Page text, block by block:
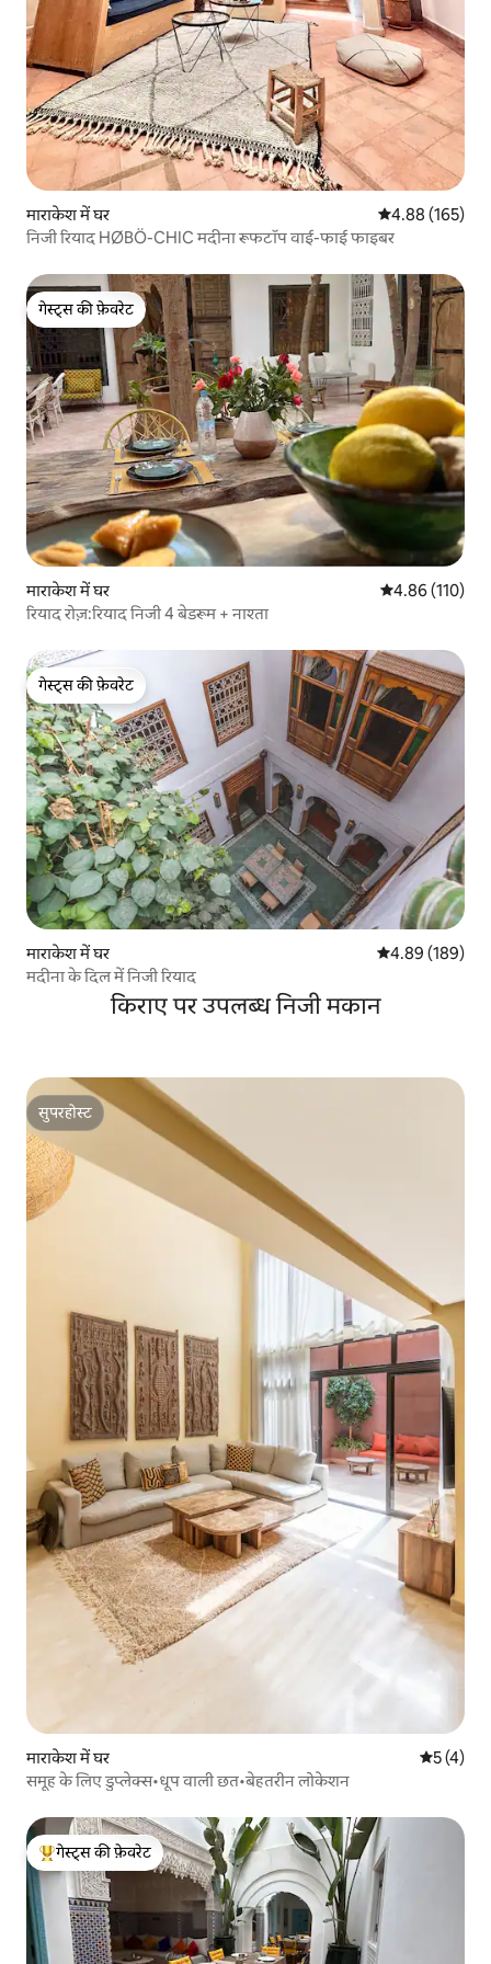
माराकेश में घर औसत रेटिंग 5 में से
4.88 (165)
निजी रियाद HØBÖ-CHIC मदीना रूफटॉप वाई-फाई फाइबर
गेस्ट्स की फ़ेवरेट
गेस्ट्स की फ़ेवरेट
माराकेश में घर औसत रेटिंग 5 में से
4.86 (110)
रियाद रोज़:रियाद निजी 4 बेडरूम + नाश्ता
गेस्ट्स की फ़ेवरेट
गेस्ट्स की फ़ेवरेट
माराकेश में घर औसत रेटिंग 5 में से
4.89 (189)
मदीना के दिल में निजी रियाद
किराए पर उपलब्ध निजी मकान
सुपरहोस्ट
सुपरहोस्ट
माराकेश में घर औसत रेटिंग
5 (4)
समूह के लिए डुप्लेक्स•धूप वाली छत•बेहतरीन लोकेशन
गेस्ट्स का टॉप फ़ेवरेट
गेस्ट्स की फ़ेवरेट